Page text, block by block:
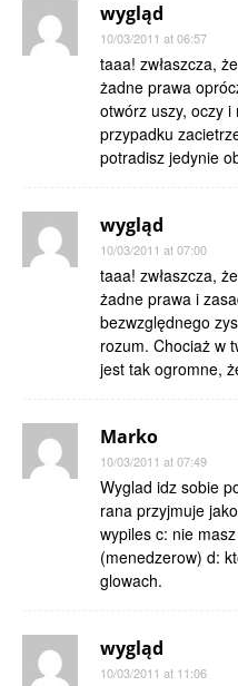
wygląd
10/03/2011 at 06:57
taaa! zwłaszcza,
żadne prawa
otwórz uszy, oczy
przypadku
potradisz jedynie
wygląd
10/03/2011 at 07:00
taaa! zwłaszcza,
żadne prawa i
bezwzględnego
rozum. Chociaż w
jest tak ogromne,
Marko
10/03/2011 at 07:49
Wyglad idz sobie
rana przyjmuje
wypiles c: nie
(menedzerow) d:
glowach.
wygląd
10/03/2011 at 11:06